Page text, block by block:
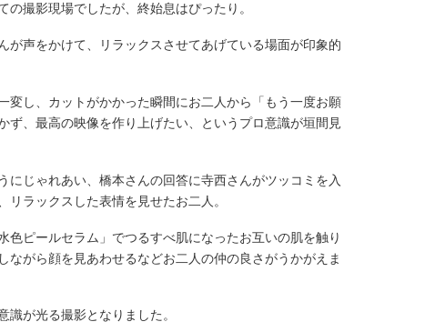
撮影現場でしたが、終始息はぴったり。
が声をかけて、リラックスさせてあげている場面が印象的
変し、カットがかかった瞬間にお二人から「もう一度お願
ず、最高の映像を作り上げたい、というプロ意識が垣間見
にじゃれあい、橋本さんの回答に寺西さんがツッコミを入
ラックスした表情を見せたお二人。
色ピールセラム」でつるすべ肌になったお互いの肌を触り
ながら顔を見あわせるなどお二人の仲の良さがうかがえま
が光る撮影となりました。